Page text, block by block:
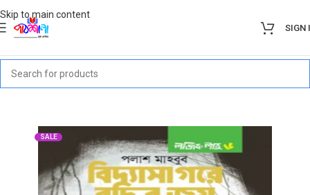
Skip to main content
SIGN
SALE